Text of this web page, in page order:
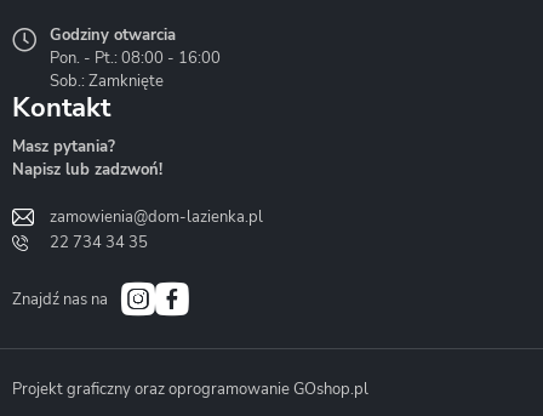
Liveno
Bath&Spa
Godziny otwarcia
Pon. - Pt.: 08:00 - 16:00
Sob.: Zamknięte
Kontakt
Masz pytania?
Napisz lub zadzwoń!
zamowienia@dom-lazienka.pl
22 734 34 35
Znajdź nas na
Projekt graficzny oraz oprogramowanie GOshop.pl